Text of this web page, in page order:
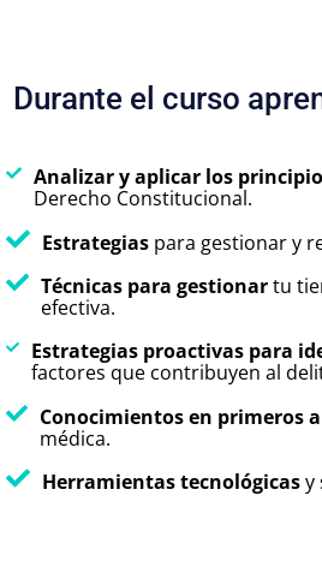
Durante el curso
Analizar y aplicar los
Derecho Constitucional.
Estrategias para gestionar y
Técnicas para gestionartu
efectiva.
Estrategias proactivas para
factores que contribuyen al
Conocimientos en primeros
médica.
Herramientas tecnológicasy